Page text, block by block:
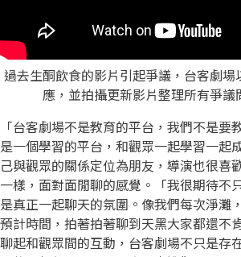
過去生酮飲食的影片引起爭議，台客劇場
應，並拍攝更新影片整理所有爭議
「台客劇場不是教育的平台，我們不是要
是一個學習的平台，和觀眾一起學習一起
己與觀眾的關係定位為朋友，導演也很喜
一樣，面對面閒聊的感覺。「我很期待不
是真正一起聊天的氛圍。像我們每次淨灘
預計時間，拍著拍著聊到天黑大家都還不
聊起和觀眾間的互動，台客劇場不只是存